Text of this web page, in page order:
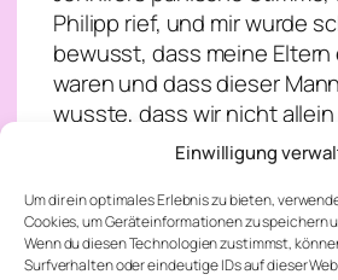
Einwilligung
Um dir ein optimales Erlebnis zu bieten,
Cookies, um Geräteinformationen zu speichern
Wenn du diesen Technologien zustimmst,
Surfverhalten oder eindeutige IDs auf dieser
Philipp rief, und mir wurde
bewusst, dass meine
waren und dass dieser
wusste, dass wir nicht allein
Schritte auf Glas. Langsam.
ruhig. Unbekannt: „Ich habe
wie lange es dauert, bis du
bekommst.“ Ich verstand
verstand alles. Das sah ich.